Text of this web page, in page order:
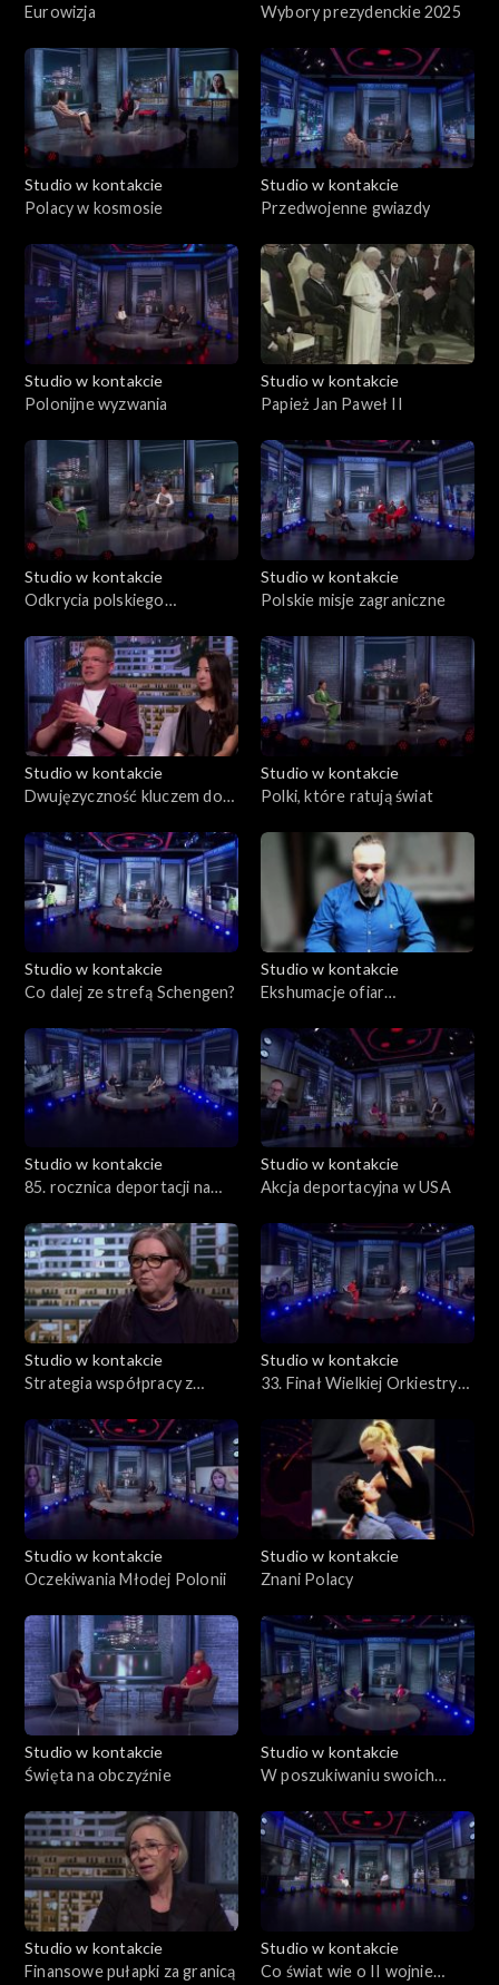
Eurowizja
Wybory prezydenckie 2025
Studio w kontakcie
Polacy w kosmosie
Studio w kontakcie
Przedwojenne gwiazdy
Studio w kontakcie
Polonijne wyzwania
Studio w kontakcie
Papież Jan Paweł II
Studio w kontakcie
Odkrycia polskiego
Studio w kontakcie
Polskie misje zagraniczne
Studio w kontakcie
Dwujęzyczność kluczem do
Studio w kontakcie
Polki, które ratują świat
Studio w kontakcie
Co dalej ze strefą Schengen?
Studio w kontakcie
Ekshumacje ofiar
Studio w kontakcie
85. rocznica deportacji na
Studio w kontakcie
Akcja deportacyjna w USA
Studio w kontakcie
Strategia współpracy z
Studio w kontakcie
33. Finał Wielkiej Orkiestry
Studio w kontakcie
Oczekiwania Młodej Polonii
Studio w kontakcie
Znani Polacy
Studio w kontakcie
Święta na obczyźnie
Studio w kontakcie
W poszukiwaniu swoich
Studio w kontakcie
Finansowe pułapki za granicą
Studio w kontakcie
Co świat wie o II wojnie